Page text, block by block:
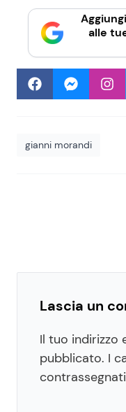
alle
gianni morandi
Lascia un
Il tuo indirizzo
pubblicato. I
contrassegnati